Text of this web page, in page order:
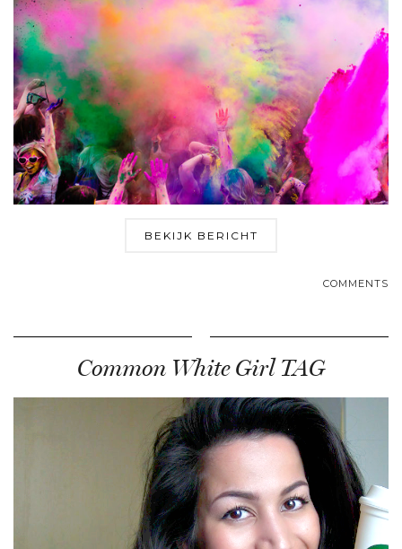
BEKIJK BERICHT
COMMENTS
Common White Girl TAG